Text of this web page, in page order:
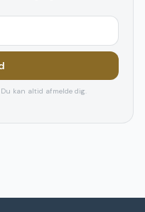
kan altid afmelde dig.